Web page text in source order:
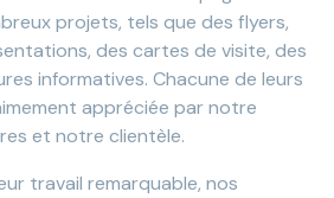
projets, tels que des flyers,
des cartes de visite, des
informatives. Chacune de leurs
appréciée par notre
et notre clientèle.
travail remarquable, nos